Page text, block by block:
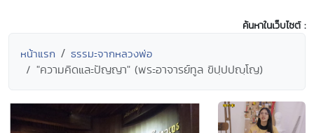
ค้นหาในเว็บไซต์ :
หน้าแรก ธรรมะจากหลวงพ่อ
"ความคิดและปัญญา" (พระอาจารย์ทูล ขิปฺปปญฺโญ)